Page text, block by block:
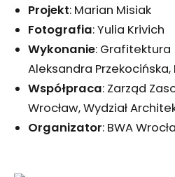
Projekt: Marian Misiak
Fotografia: Yulia Krivich
Wykonanie: Grafitektura
Aleksandra Przekocińska,
Współpraca: Zarząd
Wrocław, Wydział
Organizator: BWA